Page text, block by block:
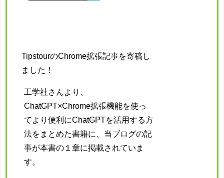
TipstourのChrome拡張記事を寄稿し
ました！
工学社さんより、
ChatGPT×Chrome拡張機能を使っ
てより便利にChatGPTを活用する方
法をまとめた書籍に、当ブログの記
事が本書の１章に掲載されていま
す。